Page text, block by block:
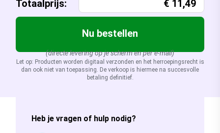
Totaalprijs: € 11,49
Nu bestellen
(directe levering op je scherm en per e-mail)
Let op: Producten worden digitaal verzonden en het herroepingsrecht is
dan ook niet van toepassing. De verkoop is hiermee na succesvolle
betaling definitief.
Heb je vragen of hulp nodig?